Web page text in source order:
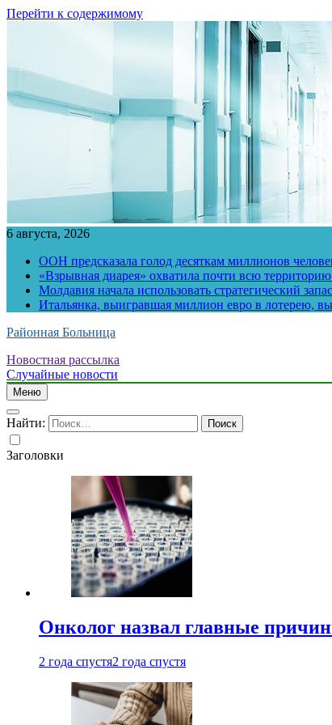
Перейти к содержимому
6 августа, 2026
ООН предсказала голод десяткам миллионов
«Взрывная диарея» охватила почти всю
Молдавия начала использовать стратегический
Итальянка, выигравшая миллион евро в лотерею,
Районная Больница
Новостная рассылка
Случайные новости
Меню
Найти:
Заголовки
Онколог назвал главные
2 года спустя2 года спустя